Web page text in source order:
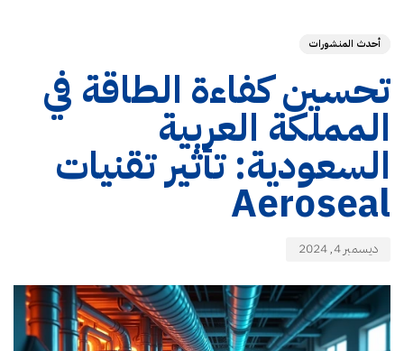
أحدث المنشورات
تحسين كفاءة الطاقة في
المملكة العربية
السعودية: تأثير تقنيات
Aeroseal
ديسمبر 4, 2024